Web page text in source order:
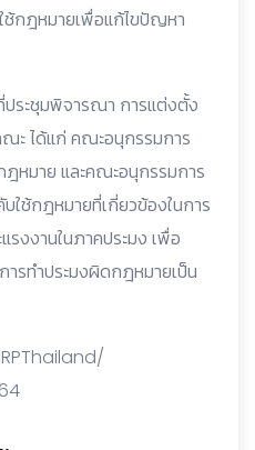
ช้กฎหมายเพื่อแก้ไขปัญหา
ระชุมพิจารณา การแต่งตั้ง
ะ ได้แก่ คณะอนุกรรมการ
หมาย และคณะอนุกรรมการ
ใช้กฎหมายที่เกี่ยวข้องในการ
รงงานในภาคประมง เพื่อ
ารทำประมงผิดกฎหมายเป็น